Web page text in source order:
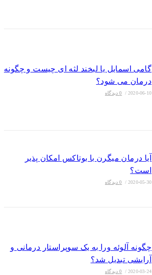
گامی اسمایل یا لبخند لثه ای چیست و چگونه
درمان می شود؟
2020-06-10
/ 0 دیدگاه
آیا درمان میگرن با بوتاکس امکان پذیر
است؟
2020-05-30
/ 0 دیدگاه
چگونه آلوئه ورا به یک سوپراستار درمانی و
آرایشی تبدیل شد؟
2020-03-24
/ 0 دیدگاه